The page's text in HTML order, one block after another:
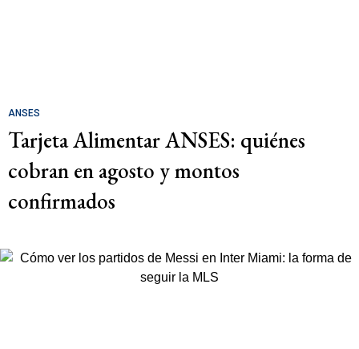
ANSES
Tarjeta Alimentar ANSES: quiénes
cobran en agosto y montos
confirmados